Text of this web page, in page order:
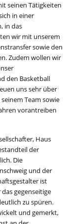
seinen Tätigkeiten
in einer
in das
wir mit unserem
sowie den
Zudem wollen wir
den Basketball
uns sehr über
Team sowie
vorantreiben
Haus
der
Die
und der
ist
gegenseitige
zu spüren.
und gemerkt,